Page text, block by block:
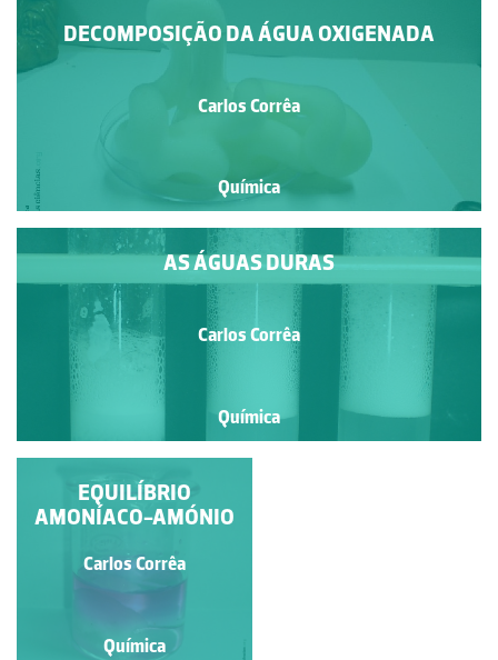
DECOMPOSIÇÃO DA ÁGUA OXIGENADA
Carlos Corrêa
Química
AS ÁGUAS DURAS
Carlos Corrêa
Química
COMBUSTÃO DO
MAGNÉSIO
Carlos Corrêa
Química
EQUILÍBRIO
AMONÍACO-AMÓNIO
Carlos Corrêa
Química